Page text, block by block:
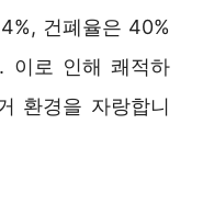
건폐율은 40%
이로 인해 쾌적하
환경을 자랑합니